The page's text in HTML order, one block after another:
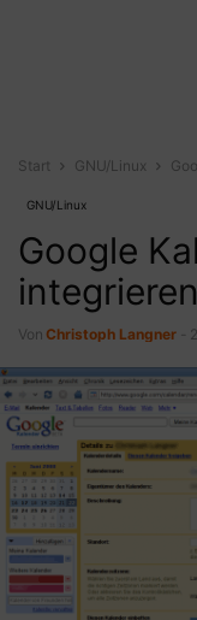
Start GNU/Linux
GNU/Linux
Google
integrieren
Von Christoph Langner